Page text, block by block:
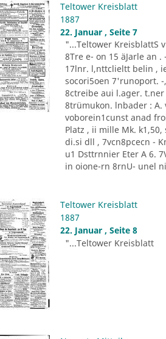
Teltower Kreisblatt
1887
22. Januar , Seite 7
"...Teltower KreisblattS
8Tre e- on 15 äJarle an
17lnr. l,nttclieltt belin ,
socori5oen 7'runoport.
8ctreibe aui l.ager. t.ner
8trümukon. lnbader : A.
voborein1cunst anad
Platz , ii mille Mk.
di.si dll , 7vcn8pcecn -
u1 Dsttrnnier Eter A 6.
in oione-rn 8rnU- unel
Teltower Kreisblatt
1887
22. Januar , Seite 8
"...Teltower Kreisblatt